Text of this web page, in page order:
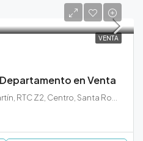
VENTA
Departamento en Venta